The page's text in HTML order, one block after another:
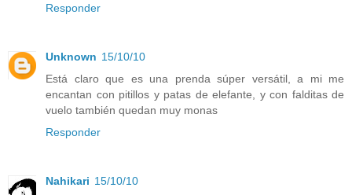
Responder
Unknown 15/10/10
Está claro que es una prenda súper versátil, a mi me
encantan con pitillos y patas de elefante, y con falditas de
vuelo también quedan muy monas
Responder
Nahikari 15/10/10